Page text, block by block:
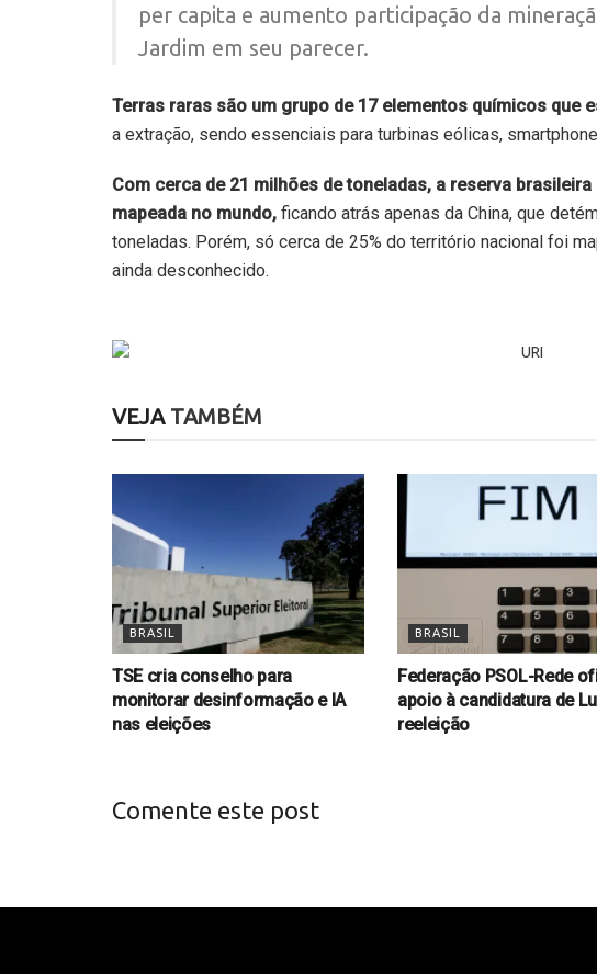
per capita e aumento participação da
Jardim em seu parecer.
Terras raras são um grupo de 17 elementos químicos que
a extração, sendo essenciais para turbinas eólicas,
Com cerca de 21 milhões de toneladas, a reserva
mapeada no mundo, ficando atrás apenas da China, que
toneladas. Porém, só cerca de 25% do território nacional foi
ainda desconhecido.
VEJATAMBÉM
BRASIL
TSE cria conselho para
monitorar desinformação e IA
nas eleições
BRASIL
Federação PSOL-Rede
apoio à candidatura de
reeleição
Comente este post